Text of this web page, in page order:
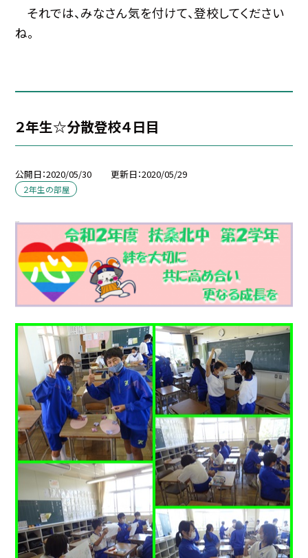
それでは、みなさん気を付けて、登校してください
ね。
２年生☆分散登校４日目
公開日 2020/05/30 更新日 2020/05/29
２年生の部屋